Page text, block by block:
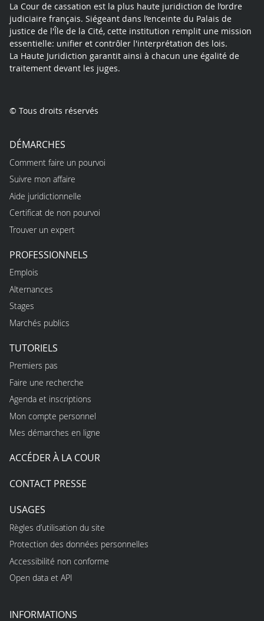
La Cour de cassation est la plus haute juridiction de l’ordre
judiciaire français. Siégeant dans l’enceinte du Palais de
justice de l'Île de la Cité, cette institution remplit une mission
essentielle: unifier et contrôler l'interprétation des lois.
La Haute Juridiction garantit ainsi à chacun une égalité de
traitement devant les juges.
© Tous droits réservés
DÉMARCHES
Comment faire un pourvoi
Suivre mon affaire
Aide juridictionnelle
Certificat de non pourvoi
Trouver un expert
PROFESSIONNELS
Emplois
Alternances
Stages
Marchés publics
TUTORIELS
Premiers pas
Faire une recherche
Agenda et inscriptions
Mon compte personnel
Mes démarches en ligne
ACCÉDER À LA COUR
CONTACT PRESSE
USAGES
Règles d’utilisation du site
Protection des données personnelles
Accessibilité non conforme
Open data et API
INFORMATIONS